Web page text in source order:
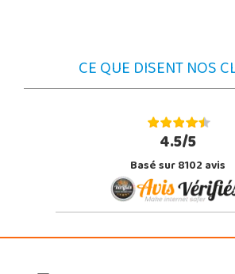
CE QUE DISENT NOS
4.5/5
Basé sur 8102 avis